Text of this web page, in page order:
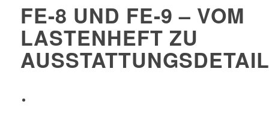
FE-8 UND FE-9 – VOM
LASTENHEFT ZU